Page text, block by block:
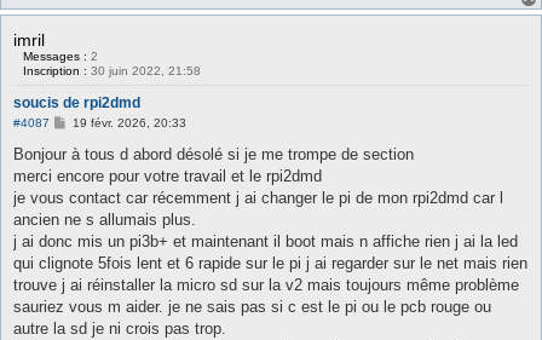
imril
Messages : 2
Inscription : 30 juin 2022, 21:58
soucis de rpi2dmd
#4087
M
s
a
g
19 févr. 2026, 20:33
Bonjour à tous d abord désolé si je me trompe de section
merci encore pour votre travail et le rpi2dmd
je vous contact car récemment j ai changer le pi de mon rpi2dmd car l
ancien ne s allumais plus.
j ai donc mis un pi3b+ et maintenant il boot mais n affiche rien j ai la led
qui clignote 5fois lent et 6 rapide sur le pi j ai regarder sur le net mais rien
trouve j ai réinstaller la micro sd sur la v2 mais toujours même problème
sauriez vous m aider. je ne sais pas si c est le pi ou le pcb rouge ou
autre la sd je ni crois pas trop.